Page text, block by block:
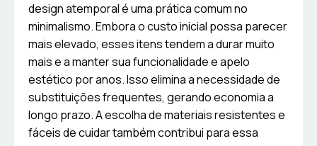
design atemporal é uma prática comum no
minimalismo. Embora o custo inicial possa parecer
mais elevado, esses itens tendem a durar muito
mais e a manter sua funcionalidade e apelo
estético por anos. Isso elimina a necessidade de
substituições frequentes, gerando economia a
longo prazo. A escolha de materiais resistentes e
fáceis de cuidar também contribui para essa